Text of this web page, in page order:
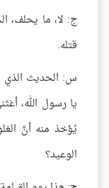
ج: لا، ما يحلف،
قتله.
س: الحديث الذي
يا رسول الله،
يُؤخذ منه أنَّ
الوعيد؟